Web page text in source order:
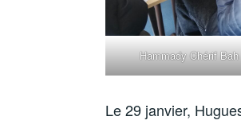
Hammady Chérif
Le 29 janvier,